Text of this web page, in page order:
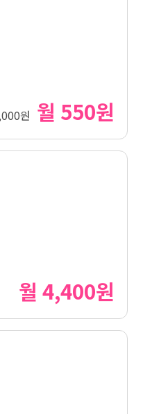
원 월 550원
월 4,400원